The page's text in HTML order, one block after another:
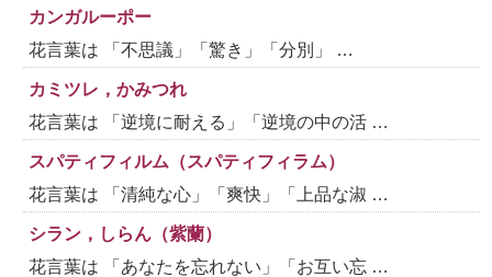
カンガルーポー
花言葉は 「不思議」「驚き」「分別」 …
カミツレ，かみつれ
花言葉は 「逆境に耐える」「逆境の中の活 …
スパティフィルム（スパティフィラム）
花言葉は 「清純な心」「爽快」「上品な淑 …
シラン，しらん（紫蘭）
花言葉は 「あなたを忘れない」「お互い忘 …